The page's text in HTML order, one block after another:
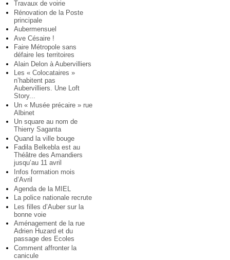
Travaux de voirie
Rénovation de la Poste
principale
Aubermensuel
Ave Césaire !
Faire Métropole sans
défaire les territoires
Alain Delon à Aubervilliers
Les « Colocataires »
n’habitent pas
Aubervilliers. Une Loft
Story...
Un « Musée précaire » rue
Albinet
Un square au nom de
Thierry Saganta
Quand la ville bouge
Fadila Belkebla est au
Théâtre des Amandiers
jusqu’au 11 avril
Infos formation mois
d’Avril
Agenda de la MIEL
La police nationale recrute
Les filles d’Auber sur la
bonne voie
Aménagement de la rue
Adrien Huzard et du
passage des Ecoles
Comment affronter la
canicule